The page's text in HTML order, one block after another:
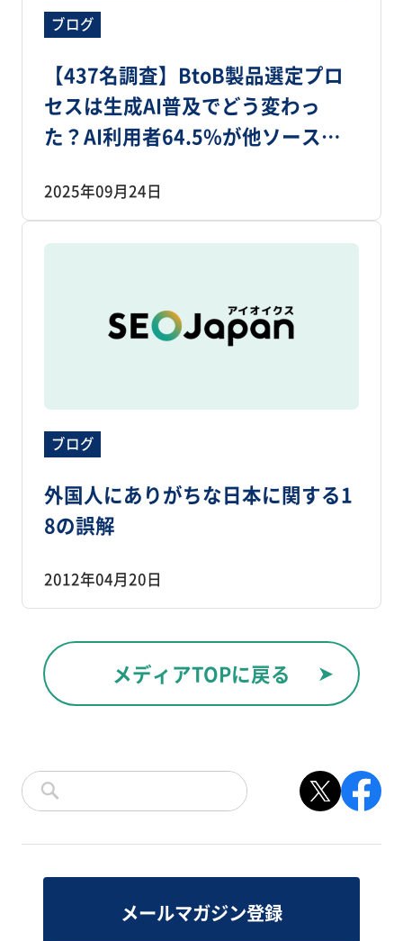
ブログ
【437名調査】BtoB製品選定プロ
セスは生成AI普及でどう変わっ
た？AI利用者64.5%が他ソースも
索74.4％
2025年09月24日
ブログ
外国人にありがちな日本に関する1
8の誤解
2012年04月20日
メディアTOPに戻る
メールマガジン登録